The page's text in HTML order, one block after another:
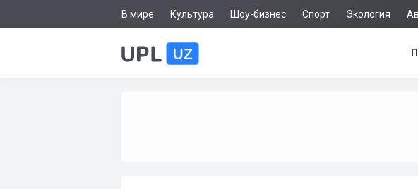
В мире Культура Шоу-бизнес Спорт Экология